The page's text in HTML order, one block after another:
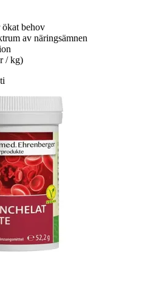
behov
av näringsämnen
/ kg)